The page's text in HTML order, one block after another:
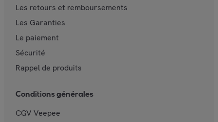
Les retours et remboursements
Les Garanties
Le paiement
Sécurité
Rappel de produits
Conditions générales
CGV Veepee